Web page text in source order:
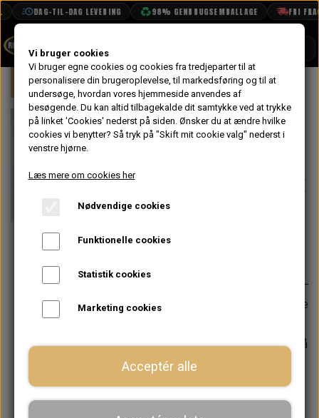
DAG-TIL-DAG LEVERING 98% GENBRUGSEMBALLAGE FRI
BOOK TID
PROJEKTER
TEKNISK DATA
VANDPOLERING
Forside Mini Karrosseri Bag Bagrude
På lager
Bagrude
Van/Estate/
Højre & Venstre
412,80 kr.
Passer både til højre og venstre side
Forventet leveringstid:Varen er på
lager. 1-2 dages leveringstid
− +
Vi bruger cookies
Vi bruger egne cookies og cookies fra tredjeparter til at
personalisere din brugeroplevelse, til markedsføring og til at
undersøge, hvordan vores hjemmeside anvendes af
besøgende. Du kan altid tilbagekalde dit samtykke ved at trykke
på linket 'Cookies' nederst på siden. Ønsker du at ændre hvilke
cookies vi benytter? Så tryk på "Skift mit cookie valg" nederst i
venstre hjørne.
Læs mere om cookies her
Nødvendige cookies
Funktionelle cookies
Statistik cookies
Marketing cookies
Acceptér alle